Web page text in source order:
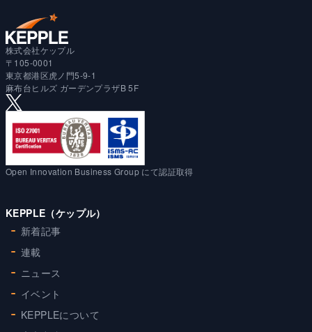
株式会社ケップル
〒105-0001
東京都港区虎ノ門5-9-1
麻布台ヒルズ ガーデンプラザB 5F
Open Innovation Business Group にて認証取得
KEPPLE（ケップル）
新着記事
連載
ニュース
イベント
KEPPLEについて